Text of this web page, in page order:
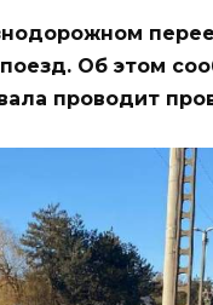
Об этом
проводит